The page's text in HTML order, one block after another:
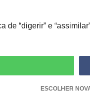
de “digerir” e
ESCOLHER